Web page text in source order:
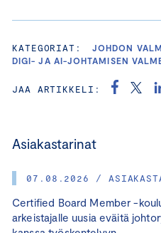
Asiakastarinat
07.08.2026 /
Certified Board Member -
arkeistajalle uusia eväitä
KATEGORIAT:
JOHDON
DIGI- JA AI-JOHTAMISEN
JAA ARTIKKELI: